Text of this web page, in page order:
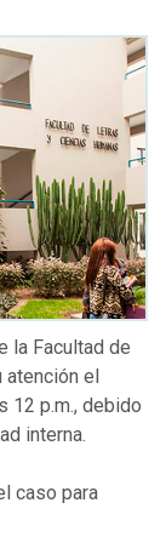
la Facultad de
atención el
12 p.m., debido
interna.
caso para